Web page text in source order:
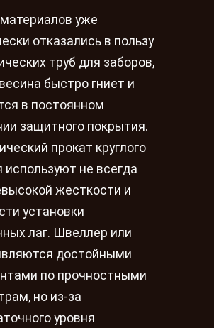
уже
отказались в пользу
труб для заборов,
быстро гниет и
в постоянном
защитного покрытия.
прокат круглого
используют не всегда
жесткости и
установки
лаг. Швеллер или
достойными
по прочностными
но из-за
уровня